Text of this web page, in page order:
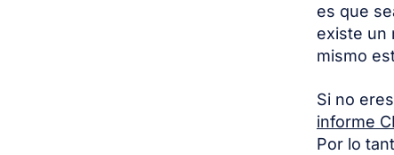
es que
existe un
mismo
Si no
informe
Por lo